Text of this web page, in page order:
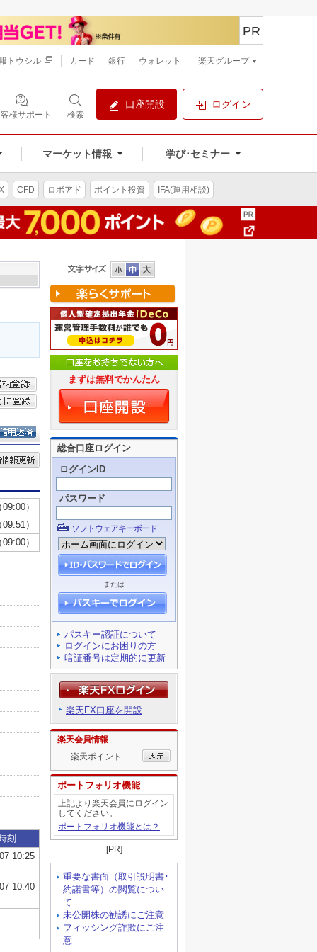
様サポート 検索
口座開設 ログイン
マーケット情報 学び･セミナー
PR
トウシル カード 銀行 ウォレット 楽天グループ
CFD ロボアド ポイント投資 IFA(運用相談)
まずは無料でかんたん
総合口座ログイン
ログインID
パスワード
ソフトウェアキーボード
または
パスキー認証について
ログインにお困りの方
暗証番号は定期的に更新
楽天FX口座を開設
楽天会員情報
楽天ポイント
ポートフォリオ機能
上記より楽天会員にログイン
してください。
ポートフォリオ機能とは？
[PR]
重要な書面（取引説明書･
約諾書等）の閲覧につい
て
未公開株の勧誘にご注意
フィッシング詐欺にご注
意